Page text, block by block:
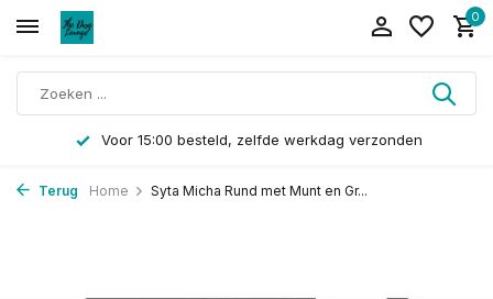
0
Voor 15:00 besteld, zelfde werkdag verzonden
Terug Home Syta Micha Rund met Munt en Gr...